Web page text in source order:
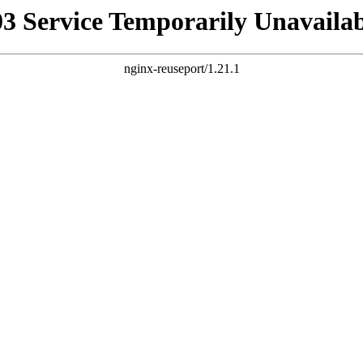
Service Temporarily
nginx-reuseport/1.21.1